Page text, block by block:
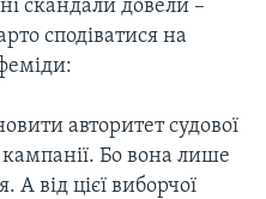
скандали довели –
сподіватися на
авторитет судової
Бо вона лише
від цієї виборчої